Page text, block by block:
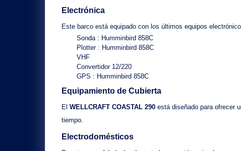
Electrónica
Este barco está equipado con los últimos equipos
Sonda : Humminbird 858C
Plotter: Humminbird 858C
VHF
Convertidor 12/220
GPS : Humminbird 858C
Equipamiento de Cubierta
El WELLCRAFT COASTAL 290 está diseñado para ofrecer
tiempo.
Electrodomésticos